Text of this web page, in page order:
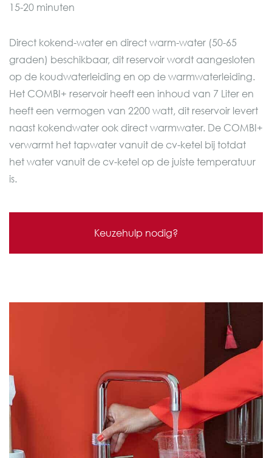
15-20 minuten
Direct kokend-water en direct warm-water (50-65
graden) beschikbaar, dit reservoir wordt aangesloten
op de koudwaterleiding en op de warmwaterleiding.
Het COMBI+ reservoir heeft een inhoud van 7 Liter en
heeft een vermogen van 2200 watt, dit reservoir levert
naast kokendwater ook direct warmwater. De COMBI+
verwarmt het tapwater vanuit de cv-ketel bij totdat
het water vanuit de cv-ketel op de juiste temperatuur
is.
Keuzehulp nodig?